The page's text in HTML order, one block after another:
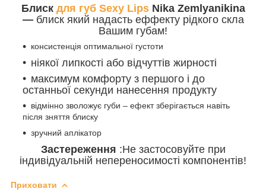
Блиск для губ Sexy LipsNika Zemlyanikina
— блиск який надасть еффекту рідкого скла
Вашим губам!
консистенція оптимальної густоти
ніякої липкості або відчуттів жирності
максимум комфорту з першого і до
останньої секунди нанесення продукту
відмінно зволожує губи – ефект зберігається навіть
після зняття блиску
зручний аплікатор
Застереження :Не застосовуйте при
індивідуальній непереносимості компонентів!
Приховати